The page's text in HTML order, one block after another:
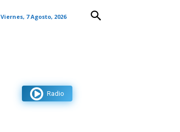
Viernes, 7 Agosto, 2026
Radio